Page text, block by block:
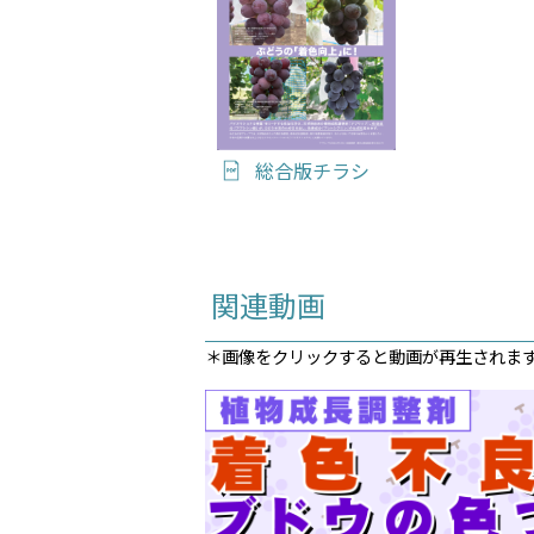
総合版チラシ
関連動画
＊画像をクリックすると動画が再生されま